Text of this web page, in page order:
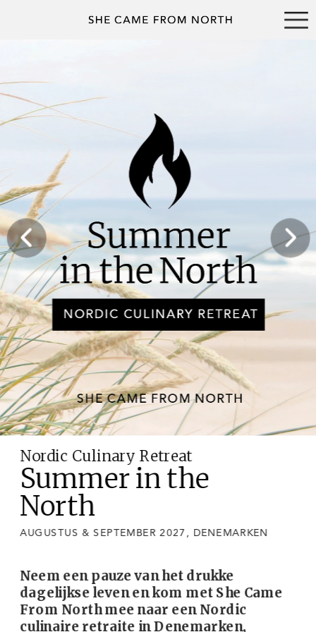
Nordic Culinary Retreat
Summerin the
North
AUGUSTUS & SEPTEMBER 2027, DENEMARKEN
Neem een pauze van het drukke
dagelijkse leven en kom met She Came
From North mee naar een Nordic
culinaire retraite in Denemarken,